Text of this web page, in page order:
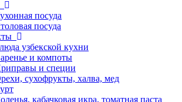
посуда
посуда
узбекской кухни
и компоты
и специи
сухофрукты, халва, мед
кабачковая икра, томатная паста